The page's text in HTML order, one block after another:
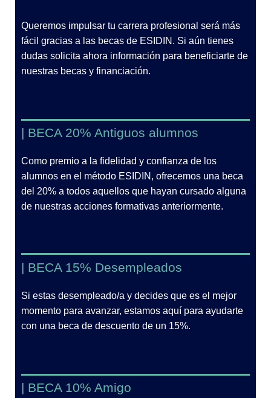
Queremos impulsar tu carrera profesional será más
fácil gracias a las becas de ESIDIN. Si aún tienes
dudas solicita ahora información para beneficiarte de
nuestras becas y financiación.
| BECA 20% Antiguos alumnos
Como premio a la fidelidad y confianza de los
alumnos en el método ESIDIN, ofrecemos una beca
del 20% a todos aquellos que hayan cursado alguna
de nuestras acciones formativas anteriormente.
| BECA 15% Desempleados
Si estas desempleado/a y decides que es el mejor
momento para avanzar, estamos aquí para ayudarte
con una beca de descuento de un 15%.
| BECA 10% Amigo